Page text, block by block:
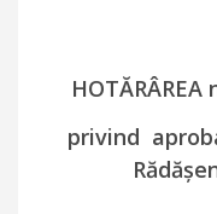
privind